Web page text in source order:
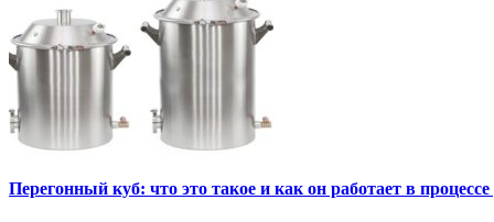
Перегонный куб: что это такое и как он работает в